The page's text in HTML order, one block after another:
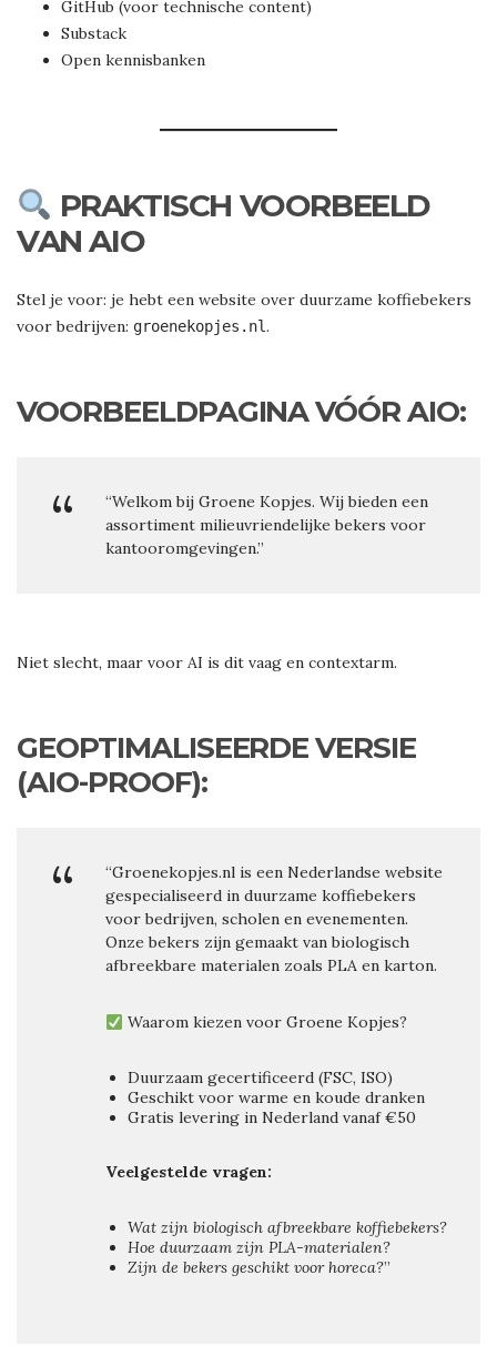
GitHub (voor technische content)
Substack
Open kennisbanken
PRAKTISCH VOORBEELD
VAN AIO
Stel je voor: je hebt een website over duurzame koffiebekers
voor bedrijven: groenekopjes.nl.
VOORBEELDPAGINA VÓÓR AIO:
“Welkom bij Groene Kopjes. Wij bieden een
assortiment milieuvriendelijke bekers voor
kantooromgevingen.”
Niet slecht, maar voor AI is dit vaag en contextarm.
GEOPTIMALISEERDE VERSIE
(AIO-PROOF):
“Groenekopjes.nl is een Nederlandse website
gespecialiseerd in duurzame koffiebekers
voor bedrijven, scholen en evenementen.
Onze bekers zijn gemaakt van biologisch
afbreekbare materialen zoals PLA en karton.
Waarom kiezen voor Groene Kopjes?
Duurzaam gecertificeerd (FSC, ISO)
Geschikt voor warme en koude dranken
Gratis levering in Nederland vanaf €50
Veelgestelde vragen:
Wat zijn biologisch afbreekbare koffiebekers?
Hoe duurzaam zijn PLA-materialen?
Zijn de bekers geschikt voor horeca?”